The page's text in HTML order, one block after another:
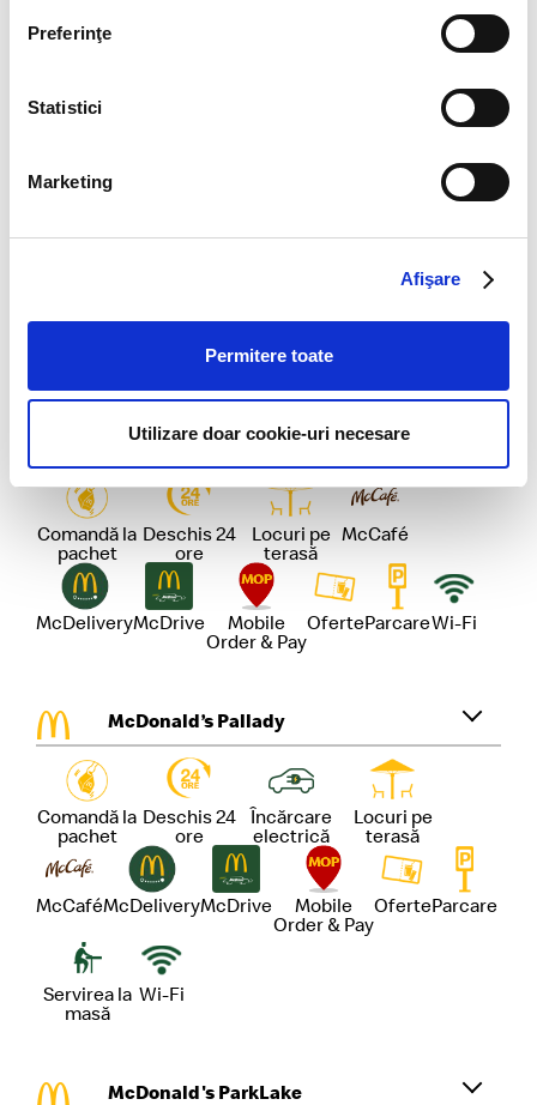
Preferinţe
Statistici
Marketing
Afişare
Permitere toate
Utilizare doar cookie-uri necesare
McDonald's Gara Pitești
Order & Pay
McDonald’s Vitantis DT
Comandă la
pachet
Deschis 24
ore
Locuri pe
terasă
McCafé
McDeliveryMcDrive
Mobile
Order & Pay
OferteParcareWi-Fi
McDonald’s Pallady
Comandă la
pachet
Deschis 24
ore
Încărcare
electrică
Locuri pe
terasă
McCaféMcDeliveryMcDrive
Mobile
Order & Pay
OferteParcare
Servirea la
masă
Wi-Fi
McDonald's ParkLake